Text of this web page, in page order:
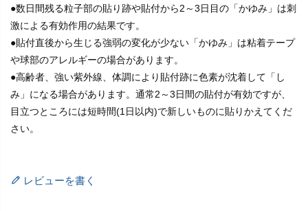
●数日間残る粒子部の貼り跡や貼付から2～3日目の「かゆみ」は刺
激による有効作用の結果です。
●貼付直後から生じる強弱の変化が少ない「かゆみ」は粘着テープ
や球部のアレルギーの場合があります。
●高齢者、強い紫外線、体調により貼付跡に色素が沈着して「し
み」になる場合があります。通常2～3日間の貼付が有効ですが、
目立つところには短時間(1日以内)で新しいものに貼りかえてくだ
さい。
レビューを書く